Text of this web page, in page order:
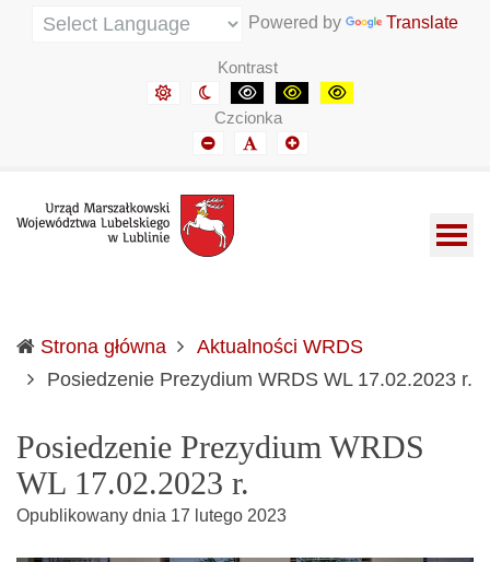
Urząd Marszałkowski Województwa Lubelskiego w
Informacje o wojewódzkich władzach samorządowych i
Powered by Translate
Kontrast
Domyślny kontrast
Kontrast nocny
Kontrast czarny-biały
Kontrast czarny-żółty
Kontrast żółto-
Czcionka
Mniejszy fontDomyślny font
Mniejszy font
Strona główna
Aktualności WRDS
Posiedzenie Prezydium WRDS WL 17.02.2023 r.
Posiedzenie Prezydium WRDS
WL 17.02.2023 r.
Opublikowany dnia 17 lutego 2023